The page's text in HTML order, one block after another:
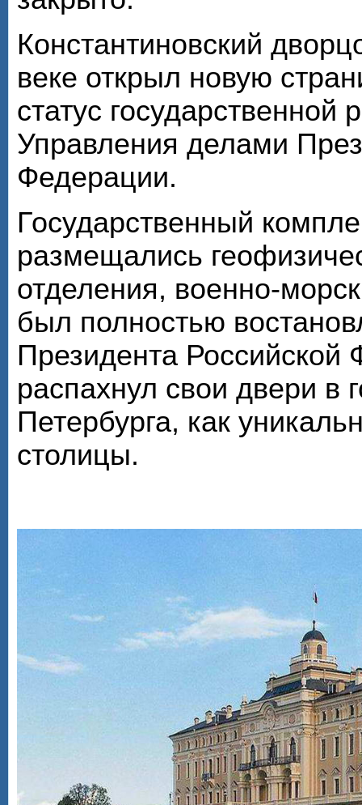
Константиновский
веке открыл новую
статус государственной
Управления делами
Федерации.
Государственный
размещались
отделения, военно-
был полностью
Президента
распахнул свои двери в
Петербурга, как
столицы.